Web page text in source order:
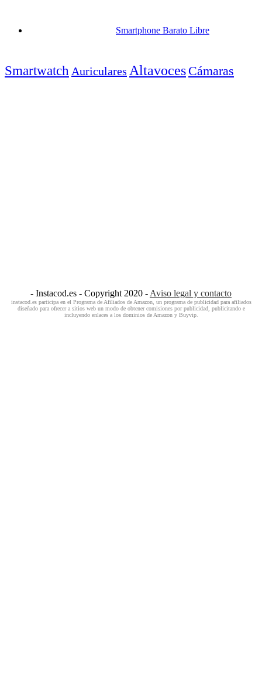
Smartphone Barato Libre
Smartwatch Auriculares Altavoces Cámaras
- Instacod.es - Copyright 2020 - Aviso legal y contacto
instacod.es participa en el Programa de Afiliados de Amazon, un programa de publicidad para afiliados
diseñado para ofrecer a sitios web un modo de obtener comisiones por publicidad, publicitando e
incluyendo enlaces a los dominios de Amazon y Buyvip.